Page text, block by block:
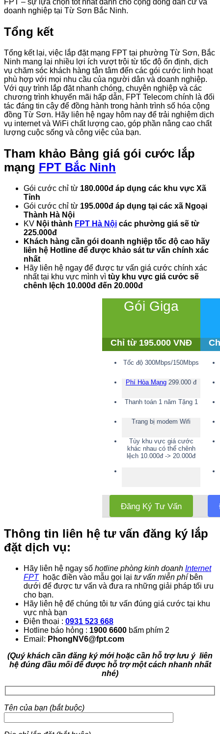
FPT – sự lựa chọn tốt nhất dành cho cộng đồng dân cư và
doanh nghiệp tại Từ Sơn Bắc Ninh.
Tổng kết
Tổng kết lại, việc lắp đặt mạng FPT tại phường Từ Sơn, Bắc
Ninh mang lại nhiều lợi ích vượt trội từ tốc độ ổn định, dịch
vụ chăm sóc khách hàng tận tâm đến các gói cước linh hoạt
phù hợp với mọi nhu cầu của người dân và doanh nghiệp.
Với quy trình lắp đặt nhanh chóng, chuyên nghiệp và các
chương trình khuyến mãi hấp dẫn, FPT Telecom chính là đối
tác đáng tin cậy để đồng hành trong hành trình số hóa cộng
đồng Từ Sơn. Hãy liên hệ ngay hôm nay để trải nghiệm dịch
vụ internet và WiFi chất lượng cao, góp phần nâng cao chất
lượng cuộc sống và công việc của bạn.
Tham khảo Bảng giá gói cước lắp
mạng FPT Bắc Ninh
Gói cước chỉ từ 180.000đ áp dụng các khu vực Xã
Tỉnh
Gói cước chỉ từ 195.000đ áp dụng tại các xã Ngoại
Thành Hà Nội
KV Nội thành FPT Hà Nội các phường giá sẽ từ
225.000đ
Khách hàng cần gói doanh nghiệp tốc độ cao hãy
liên hệ Hotline để được khảo sát tư vấn chính xác
nhất
Hãy liên hệ ngay để được tư vấn giá cước chính xác
nhất tại khu vực mình vì tùy khu vực giá cước sẽ
chênh lệch 10.000đ đến 20.000đ
Gói Giga
Chỉ từ 195.000 VNĐ
Tốc độ 300Mbps/150Mbps
Phí Hòa Mạng 299.000 đ
Thanh toán 1 năm Tặng 1
Trang bị modem Wifi
Tùy khu vực giá cước
khác nhau có thể chênh
lệch 10.000đ -> 20.000đ
Đăng Ký Tư Vấn
Thông tin liên hệ tư vấn đăng ký lắp
đặt dịch vụ:
Hãy liên hệ ngay số hotline phòng kinh doanh Internet
FPT hoặc điền vào mẫu gọi lại tư vấn miễn phíbên
dưới để được tư vấn và đưa ra những giải pháp tối ưu
cho bạn.
Hãy liên hệ để chúng tôi tư vấn đúng giá cước tại khu
vực nhà bạn
Điện thoại : 0931 523 668
Hotline báo hỏng : 1900 6600 bấm phím 2
Email: PhongNV6@fpt.com
(Quý khách cần đăng ký mới hoặc cần hỗ trợ lưu ý liên
hệ đúng đầu mối để được hỗ trợ một cách nhanh nhất
nhé)
Tên của bạn (bắt buộc)